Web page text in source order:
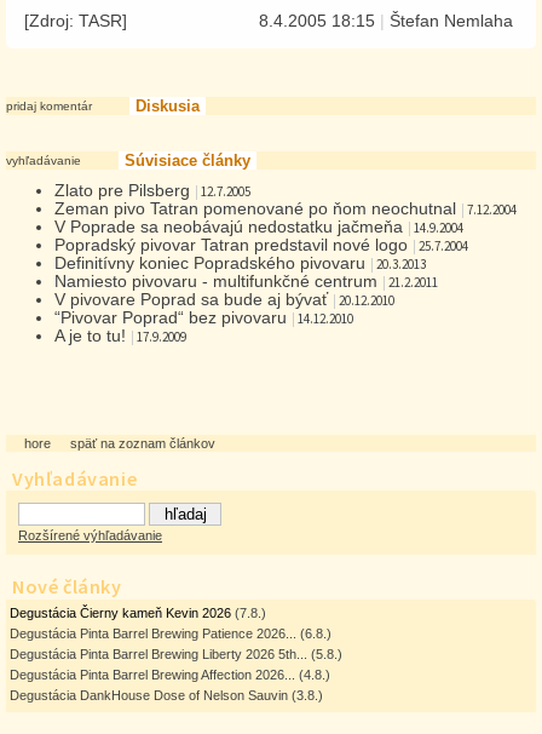
Vyhľadávanie
Rozšírené výhľadávanie
Nové články
Degustácia Čierny kameň Kevin 2026 (7.8.)
Degustácia Pinta Barrel Brewing Patience 2026...
(6.8.)
Degustácia Pinta Barrel Brewing Liberty 2026 5th...
(5.8.)
Degustácia Pinta Barrel Brewing Affection 2026...
(4.8.)
Degustácia DankHouse Dose of Nelson Sauvin (3.8.)
8.4.2005 18:15 Štefan Nemlaha
[Zdroj: TASR]
pridaj komentár Diskusia
vyhľadávanie
Súvisiace články
Zlato pre Pilsberg
12.7.2005
Zeman pivo Tatran pomenované po ňom neochutnal 7.12.2004
V Poprade sa neobávajú nedostatku jačmeňa 14.9.2004
Popradský pivovar Tatran predstavil nové logo 25.7.2004
Definitívny koniec Popradského pivovaru 20.3.2013
Namiesto pivovaru - multifunkčné centrum 21.2.2011
V pivovare Poprad sa bude aj bývať 20.12.2010
“Pivovar Poprad“ bez pivovaru 14.12.2010
A je to tu! 17.9.2009
hore späť na zoznam článkov